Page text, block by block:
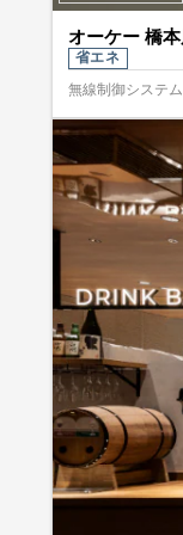
オーケー 橋
省エネ
無線制御システ